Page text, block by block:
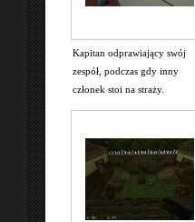
Kapitan odprawiający swój
zespół, podczas gdy inny
członek stoi na straży.